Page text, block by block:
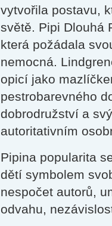
vytvořila postavu,
světě. Pipi Dlouhá
která požádala
nemocná.
opicí jako
pestrobarevného
dobrodružství a
autoritativním
Pipina popularita
dětí symbolem
nespočet autorů,
odvahu,